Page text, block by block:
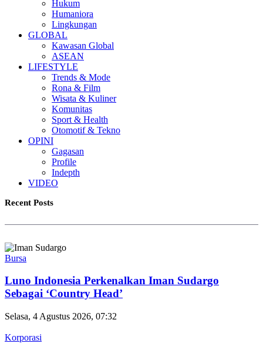
Hukum
Humaniora
Lingkungan
GLOBAL
Kawasan Global
ASEAN
LIFESTYLE
Trends & Mode
Rona & Film
Wisata & Kuliner
Komunitas
Sport & Health
Otomotif & Tekno
OPINI
Gagasan
Profile
Indepth
VIDEO
Recent Posts
Bursa
Luno Indonesia Perkenalkan Iman Sudargo
Sebagai ‘Country Head’
Selasa, 4 Agustus 2026, 07:32
Korporasi